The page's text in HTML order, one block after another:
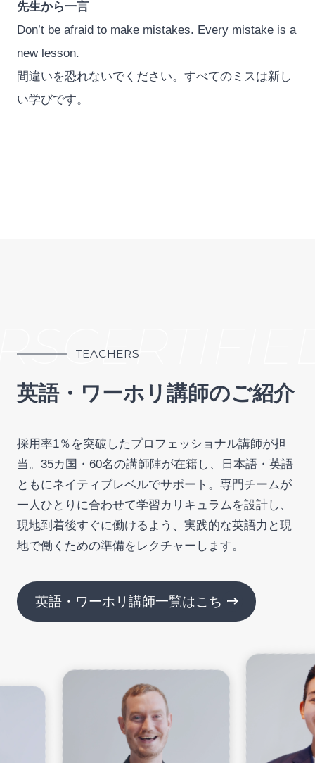
先生から一言
Don’t be afraid to make mistakes. Every mistake is a
new lesson.
間違いを恐れないでください。すべてのミスは新し
い学びです。
TEACHERS
英語・ワーホリ講師のご紹介
採用率1％を突破したプロフェッショナル講師が担
当。35カ国・60名の講師陣が在籍し、日本語・英語
ともにネイティブレベルでサポート。専門チームが
一人ひとりに合わせて学習カリキュラムを設計し、
現地到着後すぐに働けるよう、実践的な英語力と現
地で働くための準備をレクチャーします。
英語・ワーホリ講師一覧はこちら